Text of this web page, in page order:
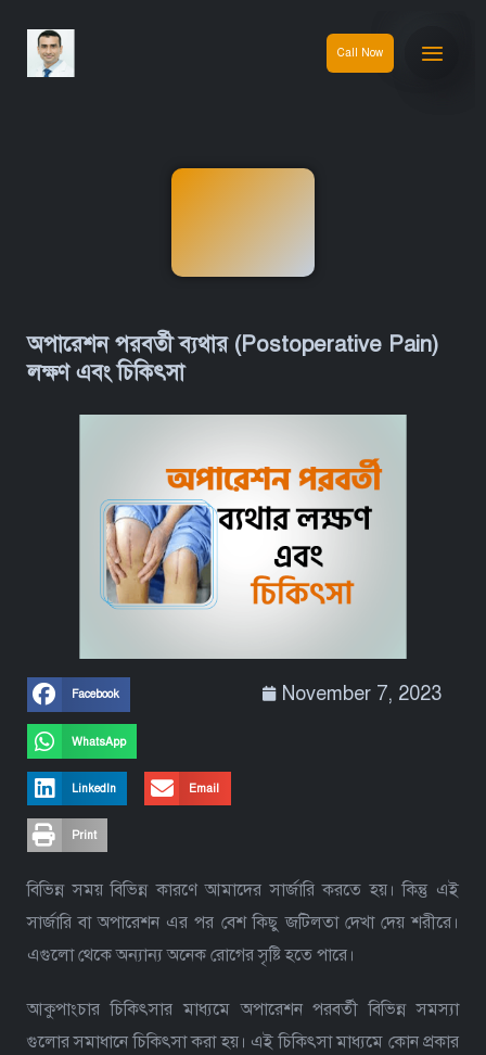
Call Now
অপারেশন পরবর্তী ব্যথার (Postoperative Pain)
লক্ষণ এবং চিকিৎসা
Facebook
WhatsApp
LinkedIn Email
Print
November 7, 2023
বিভিন্ন সময় বিভিন্ন কারণে আমাদের সার্জারি করতে হয়। কিন্তু এই
সার্জারি বা অপারেশন এর পর বেশ কিছু জটিলতা দেখা দেয় শরীরে।
এগুলো থেকে অন্যান্য অনেক রোগের সৃষ্টি হতে পারে।
আকুপাংচার চিকিৎসার মাধ্যমে অপারেশন পরবর্তী বিভিন্ন সমস্যা
গুলোর সমাধানে চিকিৎসা করা হয়। এই চিকিৎসা মাধ্যমে কোন প্রকার